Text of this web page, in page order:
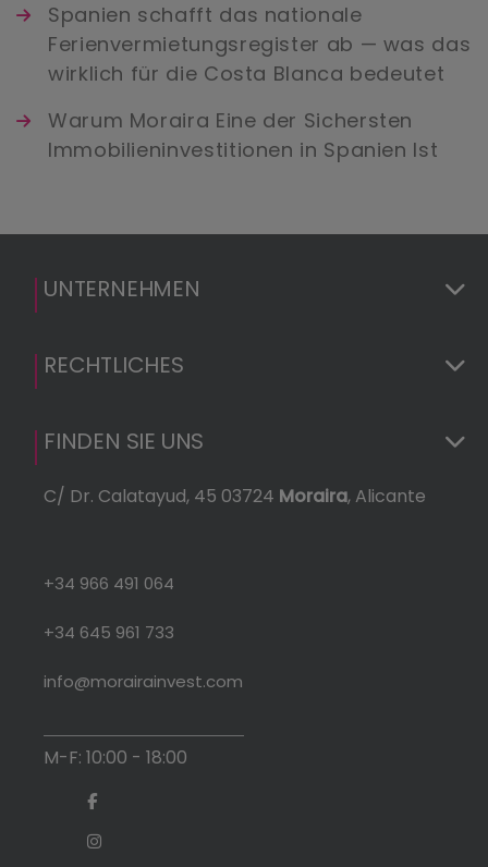
Spanien schafft das nationale
Ferienvermietungsregister ab — was das
wirklich für die Costa Blanca bedeutet
Warum Moraira Eine der Sichersten
Immobilieninvestitionen in Spanien Ist
UNTERNEHMEN
RECHTLICHES
FINDEN SIE UNS
C/ Dr. Calatayud, 45 03724 Moraira, Alicante
+34 966 491 064
+34 645 961 733
info@morairainvest.com
M-F: 10:00 - 18:00